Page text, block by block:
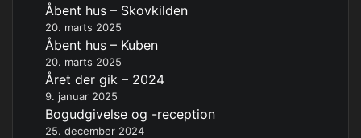
Åbent hus – Skovkilden
20. marts 2025
Åbent hus – Kuben
20. marts 2025
Året der gik – 2024
9. januar 2025
Bogudgivelse og -reception
25. december 2024